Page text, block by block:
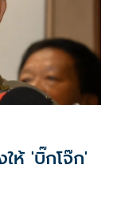
ห้ 'บิ๊กโจ๊ก'